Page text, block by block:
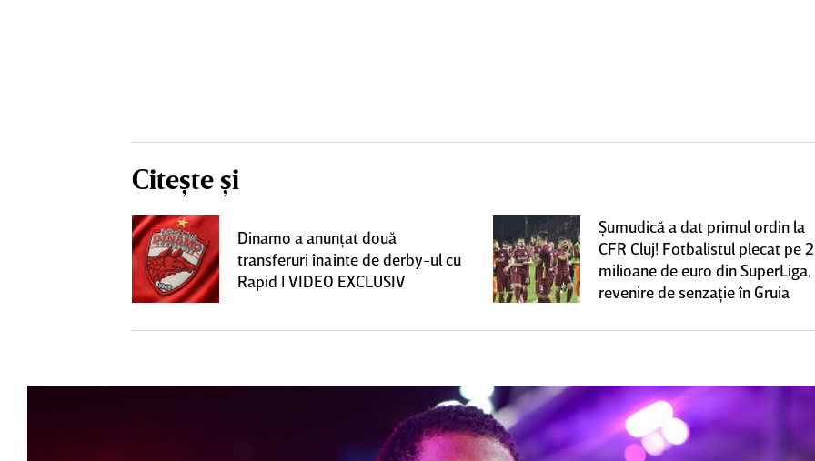
Citește și
Dinamo a anunţat două
transferuri înainte de derby-ul cu
Rapid | VIDEO EXCLUSIV
Şumudică a dat primul ordin la
CFR Cluj! Fotbalistul plecat pe 2
milioane de euro din SuperLiga,
revenire de senzaţie în Gruia